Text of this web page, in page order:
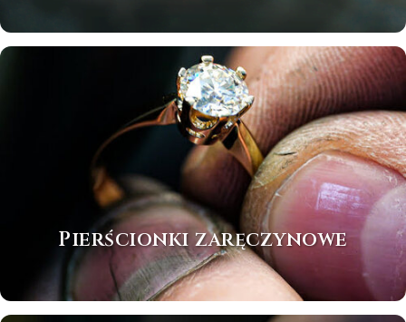
Pierścionki zaręczynowe